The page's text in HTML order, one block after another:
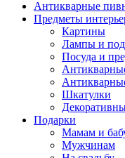
Антикварные
Предметы
Картины
Лампы и
Посуда и
Шкатулки
Подарки
Мамам и
Мужчинам